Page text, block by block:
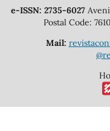
e-ISSN: 2735-6027
Postal Code:
Mail: